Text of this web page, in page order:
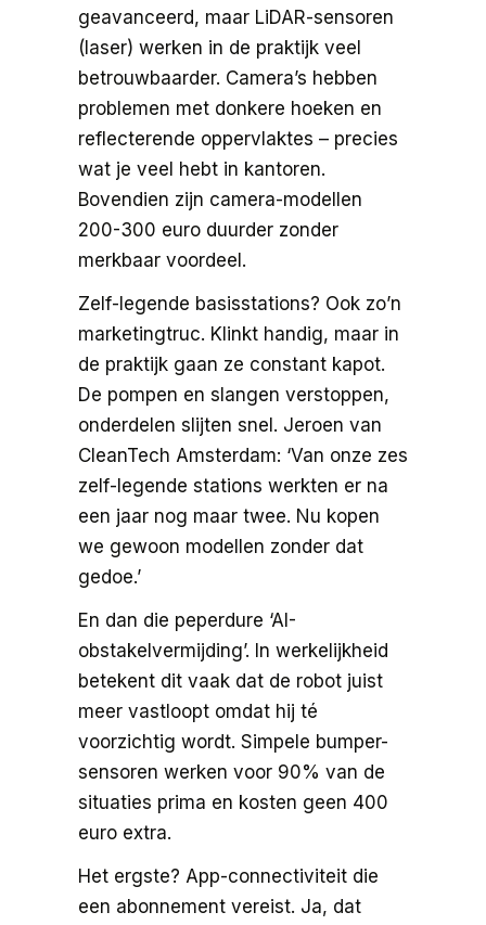
geavanceerd, maar LiDAR-sensoren
(laser) werken in de praktijk veel
betrouwbaarder. Camera’s hebben
problemen met donkere hoeken en
reflecterende oppervlaktes – precies
wat je veel hebt in kantoren.
Bovendien zijn camera-modellen
200-300 euro duurder zonder
merkbaar voordeel.
Zelf-legende basisstations? Ook zo’n
marketingtruc. Klinkt handig, maar in
de praktijk gaan ze constant kapot.
De pompen en slangen verstoppen,
onderdelen slijten snel. Jeroen van
CleanTech Amsterdam: ‘Van onze zes
zelf-legende stations werkten er na
een jaar nog maar twee. Nu kopen
we gewoon modellen zonder dat
gedoe.’
En dan die peperdure ‘AI-
obstakelvermijding’. In werkelijkheid
betekent dit vaak dat de robot juist
meer vastloopt omdat hij té
voorzichtig wordt. Simpele bumper-
sensoren werken voor 90% van de
situaties prima en kosten geen 400
euro extra.
Het ergste? App-connectiviteit die
een abonnement vereist. Ja, dat